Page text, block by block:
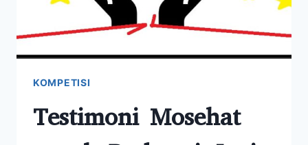
KOMPETISI
Testimoni Mosehat